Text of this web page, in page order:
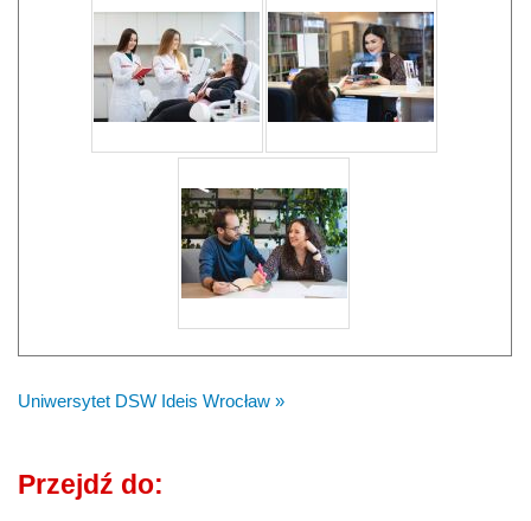
Uniwersytet DSW Ideis Wrocław »
Przejdź do: